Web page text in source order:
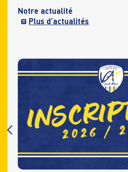
Notre actualité
Plus d’actualités